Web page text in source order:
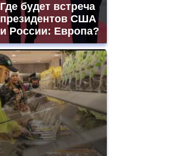
Где будет встреча
президентов США
и России: Европа?